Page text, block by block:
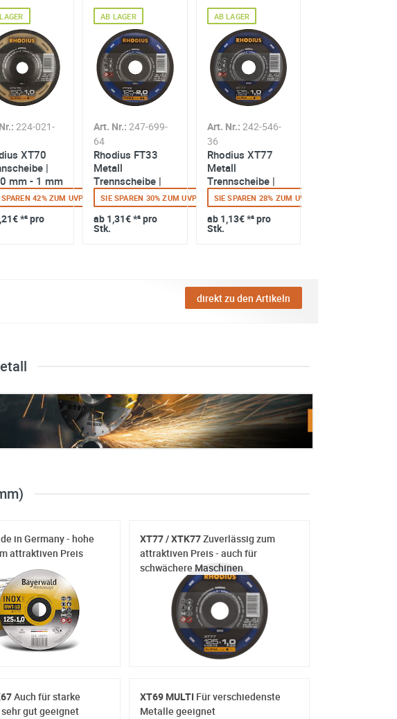
224-021-
XT70
|
mm - 1 mm
mm |42% ZUM UVP
*² pro
Art. Nr.: 247-699-
64
Rhodius FT33
Metall
Trennscheibe |
Ø125 mm - 2 mm
- 22.23 mm |
gerade
AB LAGER
SIE SPAREN 30% ZUM UVP
ab 1,31€*² pro
Stk.
Art. Nr.: 242-546-
36
Rhodius XT77
Metall
Trennscheibe |
Ø125 mm - 1 mm
- 22.23 mm |
gerade
AB LAGER
SIE SPAREN 28% ZUM UVP
ab 1,13€*² pro
Stk.
direkt zu den Artikeln
in Germany - hohe
attraktiven Preis
XT77 / XTK77Zuverlässig zum
attraktiven Preis - auch für
schwächere Maschinen
Auch für starke
gut geeignet
XT69 MULTI Für verschiedenste
Metalle geeignet